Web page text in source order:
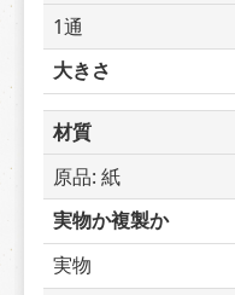
1通
大きさ
材質
原品: 紙
実物か複製か
実物